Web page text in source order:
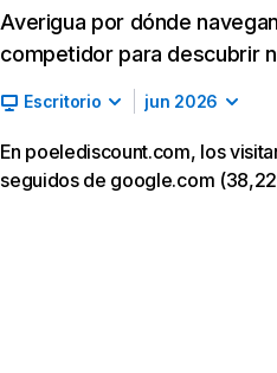
Averigua por dónde
competidor para descubrir
Escritorio jun 2026
En poelediscount.com, los
seguidos de google.com